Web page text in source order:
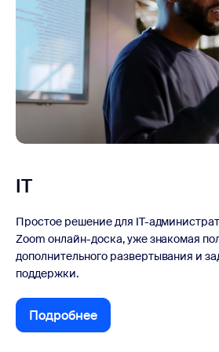
IT
Простое решение для IT-
Zoom онлайн-доска, уже знакомая
дополнительного развертывания и
поддержки.
Подробнее
Подробнее